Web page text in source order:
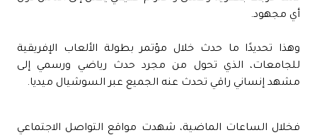
أي مجهود.
وهذا تحديدًا ما حدث خلال مؤتمر بطولة الألعاب الإفريقية
للجامعات، الذي تحول من مجرد حدث رياضي ورسمي إلى
مشهد إنساني راقي تحدث عنه الجميع عبر السوشيال ميديا.
فخلال الساعات الماضية، شهدت مواقع التواصل الاجتماعي